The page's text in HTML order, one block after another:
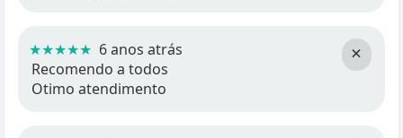
×
★★★★★ 6 anos atrás
Recomendo a todos
Otimo atendimento